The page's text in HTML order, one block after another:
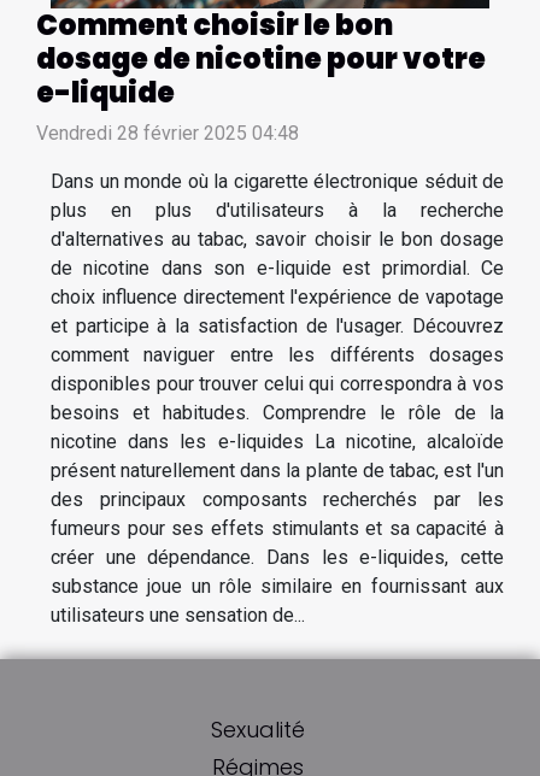
Comment choisir le bon
dosage de nicotine pour votre
e-liquide
Vendredi 28 février 2025 04:48
Dans un monde où la cigarette électronique séduit de
plus en plus d'utilisateurs à la recherche
d'alternatives au tabac, savoir choisir le bon dosage
de nicotine dans son e-liquide est primordial. Ce
choix influence directement l'expérience de vapotage
et participe à la satisfaction de l'usager. Découvrez
comment naviguer entre les différents dosages
disponibles pour trouver celui qui correspondra à vos
besoins et habitudes. Comprendre le rôle de la
nicotine dans les e-liquides La nicotine, alcaloïde
présent naturellement dans la plante de tabac, est l'un
des principaux composants recherchés par les
fumeurs pour ses effets stimulants et sa capacité à
créer une dépendance. Dans les e-liquides, cette
substance joue un rôle similaire en fournissant aux
utilisateurs une sensation de...
Sexualité
Régimes